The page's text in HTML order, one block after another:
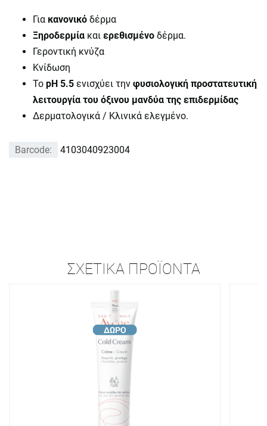
Για κανονικό δέρμα
Ξηροδερμία και ερεθισμένο δέρμα.
Γεροντική κνύζα
Κνίδωση
Το pH 5.5 ενισχύει την φυσιολογική προστατευτική
λειτουργία του όξινου μανδύα της επιδερμίδας
Δερματολογικά / Κλινικά ελεγμένο.
Barcode: 4103040923004
ΣΧΕΤΙΚΆ ΠΡΟΪΌΝΤΑ